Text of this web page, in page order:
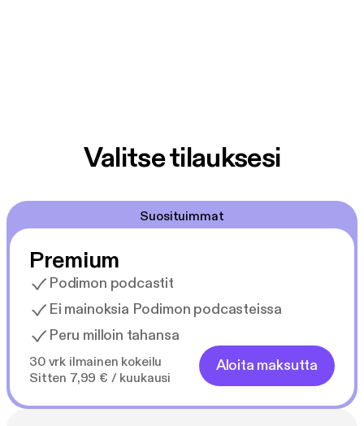
Valitse tilauksesi
Suosituimmat
Premium
Podimon podcastit
Ei mainoksia Podimon podcasteissa
Peru milloin tahansa
30 vrk ilmainen kokeilu
Sitten 7,99 € / kuukausi
Aloita maksutta